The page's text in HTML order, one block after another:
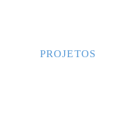
PROJETOS